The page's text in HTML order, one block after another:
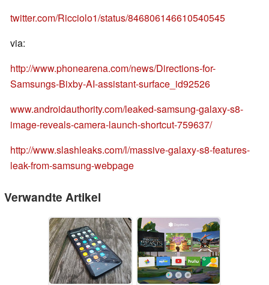
twitter.com/Ricciolo1/status/846806146610540545
via:
http://www.phonearena.com/news/Directions-for-
Samsungs-Bixby-AI-assistant-surface_id92526
www.androidauthority.com/leaked-samsung-galaxy-s8-
image-reveals-camera-launch-shortcut-759637/
http://www.slashleaks.com/l/massive-galaxy-s8-features-
leak-from-samsung-webpage
Verwandte Artikel